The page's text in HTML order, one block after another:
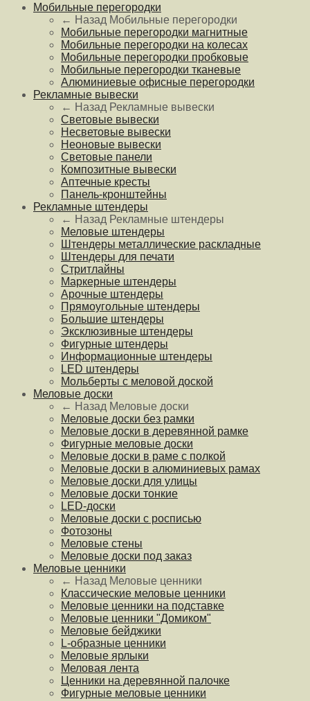
Мобильные перегородки
← Назад Мобильные перегородки
Мобильные перегородки магнитные
Мобильные перегородки на колесах
Мобильные перегородки пробковые
Мобильные перегородки тканевые
Алюминиевые офисные перегородки
Рекламные вывески
← Назад Рекламные вывески
Световые вывески
Несветовые вывески
Неоновые вывески
Световые панели
Композитные вывески
Аптечные кресты
Панель-кронштейны
Рекламные штендеры
← Назад Рекламные штендеры
Меловые штендеры
Штендеры металлические раскладные
Штендеры для печати
Стритлайны
Маркерные штендеры
Арочные штендеры
Прямоугольные штендеры
Большие штендеры
Эксклюзивные штендеры
Фигурные штендеры
Информационные штендеры
LED штендеры
Мольберты с меловой доской
Меловые доски
← Назад Меловые доски
Меловые доски без рамки
Меловые доски в деревянной рамке
Фигурные меловые доски
Меловые доски в раме с полкой
Меловые доски в алюминиевых рамах
Меловые доски для улицы
Меловые доски тонкие
LED-доски
Меловые доски с росписью
Фотозоны
Меловые стены
Меловые доски под заказ
Меловые ценники
← Назад Меловые ценники
Классические меловые ценники
Меловые ценники на подставке
Меловые ценники "Домиком"
Меловые бейджики
L-образные ценники
Меловые ярлыки
Меловая лента
Ценники на деревянной палочке
Фигурные меловые ценники